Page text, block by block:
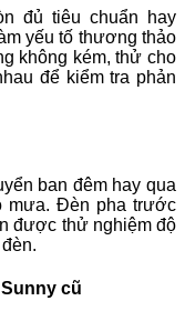
đủ tiêu chuẩn hay
yếu tố thương thảo
không kém, thử cho
để kiểm tra phản
ban đêm hay qua
mưa. Đèn pha trước
được thử nghiệm độ
cũ